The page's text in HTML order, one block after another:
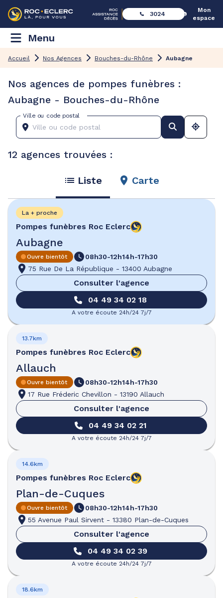
3024
Mon
espace
Menu
Accueil Nos Agences Bouches-du-Rhône Aubagne
Nos agences de pompes funèbres :
Aubagne - Bouches-du-Rhône
Ville ou code postal
12 agences trouvées :
Liste Carte
Pompes funèbres Roc Eclerc
Aubagne
La + proche
Ouvre bientôt 08h30-12h14h-17h30
75 Rue De La République - 13400 Aubagne
Consulter l'agence
04 49 34 02 18
A votre écoute 24h/24 7j/7
Pompes funèbres Roc Eclerc
Allauch
13.7km
Ouvre bientôt 08h30-12h14h-17h30
17 Rue Fréderic Chevillon - 13190 Allauch
Consulter l'agence
04 49 34 02 21
A votre écoute 24h/24 7j/7
Pompes funèbres Roc Eclerc
Plan-de-Cuques
14.6km
Ouvre bientôt 08h30-12h14h-17h30
55 Avenue Paul Sirvent - 13380 Plan-de-Cuques
Consulter l'agence
04 49 34 02 39
A votre écoute 24h/24 7j/7
18.6km